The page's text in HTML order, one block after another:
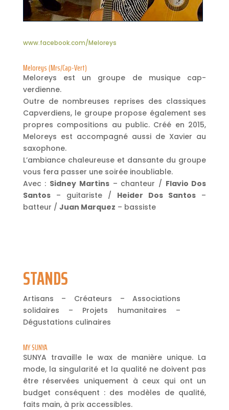
www.facebook.com/Meloreys
Meloreys (Mrs/Cap-Vert)
Meloreys est un groupe de musique cap-
verdienne.
Outre de nombreuses reprises des classiques
Capverdiens, le groupe propose également ses
propres compositions au public. Créé en 2015,
Meloreys est accompagné aussi de Xavier au
saxophone.
L’ambiance chaleureuse et dansante du groupe
vous fera passer une soirée inoubliable.
Avec : Sidney Martins– chanteur / Flavio Dos
Santos– guitariste / Heider Dos Santos –
batteur / Juan Marquez – bassiste
STANDS
Artisans – Créateurs – Associations
solidaires – Projets humanitaires –
Dégustations culinaires
MY SUNYA
SUNYA travaille le wax de manière unique. La
mode, la singularité et la qualité ne doivent pas
être réservées uniquement à ceux qui ont un
budget conséquent : des modèles de qualité,
faits main, à prix accessibles.